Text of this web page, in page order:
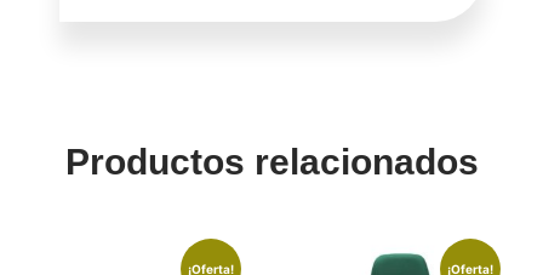
Productos relacionados
¡Oferta! ¡Oferta!